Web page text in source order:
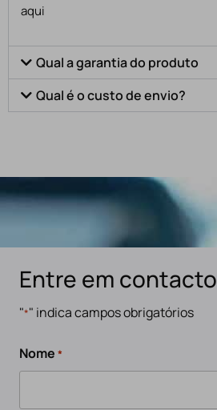
aqui
Qual a garantia do produto
Qual é o custo de envio?
Entre em contacto
"*" indica campos obrigatórios
Nome *